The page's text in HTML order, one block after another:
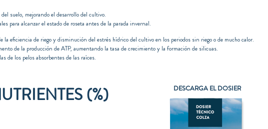
suelo, mejorando el desarrollo del cultivo.
para alcanzar el estado de roseta antes de la parada invernal.
eficiencia de riego y disminución del estrés hídrico del cultivo en los periodos sin riego o de mucho calor.
de la producción de ATP, aumentando la tasa de crecimiento y la formación de silicuas.
de los pelos absorbentes de las raíces.
(%) DESCARGA EL DOSIER